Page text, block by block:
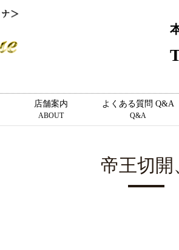
店舗案内
ABOUT
よくある質問 Q&A
Q&A
帝王切開